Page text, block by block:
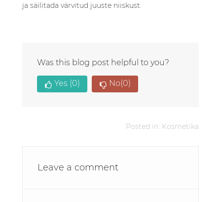
Was this blog post helpful to you?
Yes (0) No(0)
Posted in: Kosmetika
Leave a comment